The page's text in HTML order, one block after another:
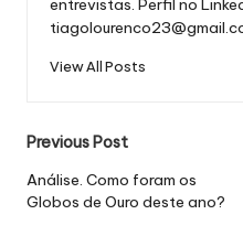
entrevistas. Perfil no
View All Posts
Post
navigation
Previous Post
Análise. Como foram os
Globos de Ouro deste ano?